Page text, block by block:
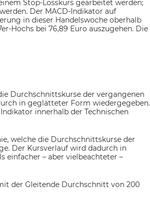
Stop-Losskurs gearbeitet werden;
Der MACD-Indikator auf
in dieser Handelswoche oberhalb
Hochs bei 76,89 Euro auszugehen. Die
Durchschnittskurse der vergangenen
in geglätteter Form wiedergegeben.
innerhalb der Technischen
welche die Durchschnittskurse der
Der Kursverlauf wird dadurch in
einfacher – aber vielbeachteter –
der Gleitende Durchschnitt von 200